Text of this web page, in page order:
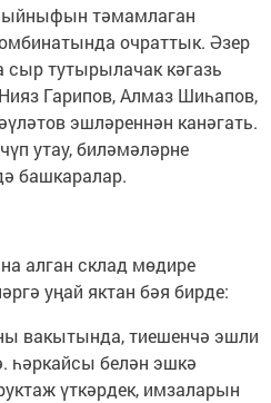
тәмамлаган
очраттык. Әзер
тутырылачак кәгазь
Гарипов, Алмаз Шиһапов,
эшләреннән канәгать.
утау, биләмәләрне
башкаралар.
алган склад мөдире
уңай яктан бәя бирде:
вакытында, тиешенчә эшли
һәркайсы белән эшкә
үткәрдек, имзаларын